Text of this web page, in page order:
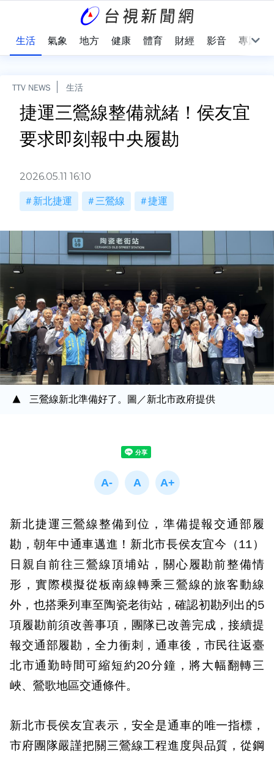
生活 氣象 地方 健康 體育 財經 影音 專題
TTV NEWS 生活
捷運三鶯線整備就緒！侯友宜
要求即刻報中央履勘
2026.05.11 16:10
新北捷運 三鶯線 捷運
三鶯線新北準備好了。圖／新北市政府提供
新北捷運三鶯線整備到位，準備提報交通部履
勘，朝年中通車邁進！新北市長侯友宜今（11）
日親自前往三鶯線頂埔站，關心履勘前整備情
形，實際模擬從板南線轉乘三鶯線的旅客動線
外，也搭乘列車至陶瓷老街站，確認初勘列出的5
項履勘前須改善事項，團隊已改善完成，接續提
報交通部履勘，全力衝刺，通車後，市民往返臺
北市通勤時間可縮短約20分鐘，將大幅翻轉三
峽、鶯歌地區交通條件。
新北市長侯友宜表示，安全是通車的唯一指標，
市府團隊嚴謹把關三鶯線工程進度與品質，從鋼